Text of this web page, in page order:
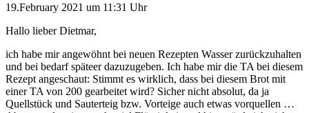
19.February 2021 um 11:31 Uhr
Hallo lieber Dietmar,
ich habe mir angewöhnt bei neuen Rezepten Wasser zurückzuhalten
und bei bedarf späteer dazuzugeben. Ich habe mir die TA bei diesem
Rezept angeschaut: Stimmt es wirklich, dass bei diesem Brot mit
einer TA von 200 gearbeitet wird? Sicher nicht absolut, da ja
Quellstück und Sauterteig bzw. Vorteige auch etwas vorquellen …